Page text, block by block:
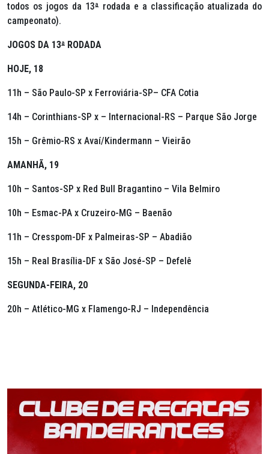
todos os jogos da 13ªrodada e a classificação atualizada do
campeonato).
JOGOS DA 13ª RODADA
HOJE, 18
11h – São Paulo-SP x Ferroviária-SP– CFA Cotia
14h – Corinthians-SP x – Internacional-RS – Parque São Jorge
15h – Grêmio-RS x Avaí/Kindermann – Vieirão
AMANHÃ, 19
10h – Santos-SP x Red Bull Bragantino – Vila Belmiro
10h – Esmac-PA x Cruzeiro-MG – Baenão
11h – Cresspom-DF x Palmeiras-SP – Abadião
15h – Real Brasília-DF x São José-SP – Defelê
SEGUNDA-FEIRA, 20
20h – Atlético-MG x Flamengo-RJ – Independência